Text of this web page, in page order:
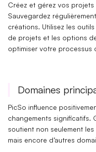
Créez et gérez vos projets
Sauvegardez
créations. Utilisez les
de projets et les options
optimiser votre processus
Domaines
PicSo influence
changements significatifs.
soutient non seulement les
mais encore d’autres